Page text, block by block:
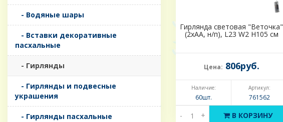
- Водяные шары
- Вставки декоративные
пасхальные
- Гирлянды
- Гирлянды и подвесные
украшения
- Гирлянды пасхальные
Гирлянда световая "Веточка"
(2хАА, н/п), L23 W2 H105 см
Цена: 806руб.
Наличие:
60шт.
Артикул:
761562
- + В КОРЗИНУ